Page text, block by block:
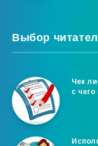
Выбор
Чек
с чего